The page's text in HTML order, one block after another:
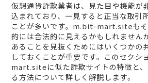
仮想通貨詐欺業者は、見た目や機能が
込まれており、一見すると正当な取引
ことが多いです。m.bit-mart.siteもそ
的には合法的に見えるかもしれません
あることを見抜くためにはいくつかの
しておくことが重要です。このセク
mart.siteに似た詐欺サイトの特徴と
る方法について詳しく解説します。